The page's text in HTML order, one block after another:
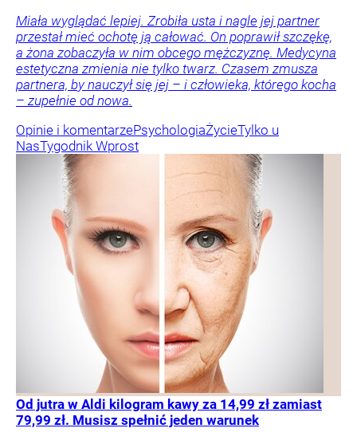
Miała wyglądać lepiej. Zrobiła usta i nagle jej partner
przestał mieć ochotę ją całować. On poprawił szczękę,
a żona zobaczyła w nim obcego mężczyznę. Medycyna
estetyczna zmienia nie tylko twarz. Czasem zmusza
partnera, by nauczył się jej – i człowieka, którego kocha
– zupełnie od nowa.
Opinie i komentarzePsychologiaŻycieTylko u
NasTygodnik Wprost
Od jutra w Aldi kilogram kawy za 14,99 zł zamiast
79,99 zł. Musisz spełnić jeden warunek